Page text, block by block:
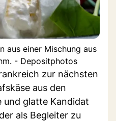
aus einer Mischung aus
- Depositphotos
zur nächsten
aus den
und glatte Kandidat
als Begleiter zu